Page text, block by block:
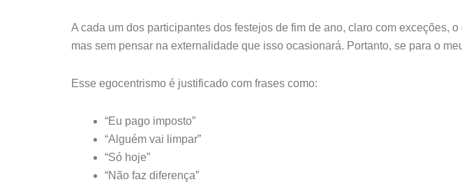
A cada um dos participantes dos festejos de fim de ano, claro com exceções,
mas sem pensar na externalidade que isso ocasionará. Portanto, se para o
Esse egocentrismo é justificado com frases como:
“Eu pago imposto”
“Alguém vai limpar”
“Só hoje”
“Não faz diferença”